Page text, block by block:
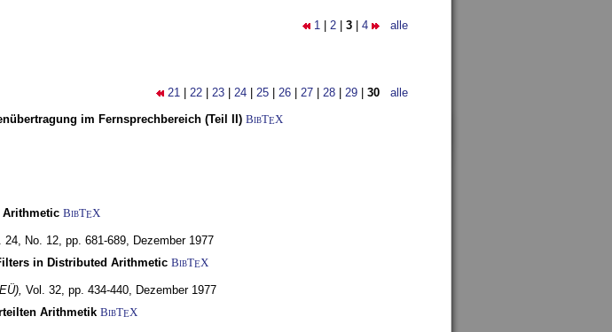
1 2 3 4 alle
21 22 23 24 25 26 27 28 29 30 alle
im Fernsprechbereich (Teil II) BibTEX
Arithmetic BibTEX
24, No. 12, pp. 681-689, Dezember 1977
in Distributed Arithmetic BibTEX
Vol. 32, pp. 434-440, Dezember 1977
Arithmetik BibTEX